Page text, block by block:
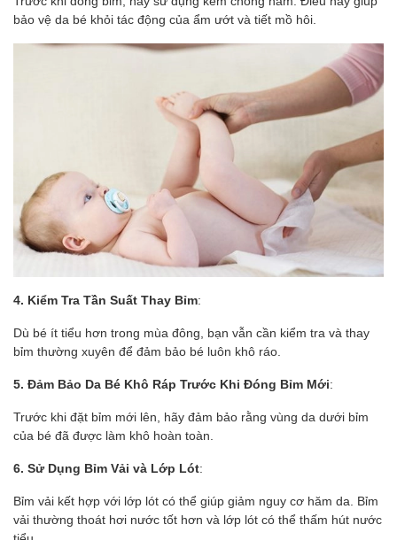
bảo vệ da bé khỏi tác động của ẩm ướt và tiết mồ hôi.
4. Kiểm Tra Tần Suất Thay Bỉm:
Dù bé ít tiểu hơn trong mùa đông, bạn vẫn cần kiểm tra và thay
bỉm thường xuyên để đảm bảo bé luôn khô ráo.
5. Đảm Bảo Da Bé Khô Ráp Trước Khi Đóng Bỉm Mới:
Trước khi đặt bỉm mới lên, hãy đảm bảo rằng vùng da dưới bỉm
của bé đã được làm khô hoàn toàn.
6. Sử Dụng Bỉm Vải và Lớp Lót:
Bỉm vải kết hợp với lớp lót có thể giúp giảm nguy cơ hăm da. Bỉm
vải thường thoát hơi nước tốt hơn và lớp lót có thể thấm hút nước